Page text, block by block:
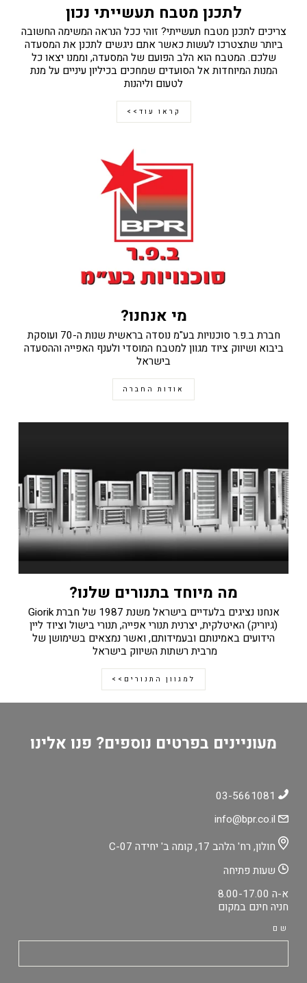
לתכנן מטבח תעשייתי נכון
צריכים לתכנן מטבח תעשייתי? זוהי ככל הנראה המשימה החשובה
ביותר שתצטרכו לעשות כאשר אתם ניגשים לתכנן את המסעדה
שלכם. המטבח הוא הלב הפועם של המסעדה, וממנו יצאו כל
המנות המיוחדות אל הסועדים שמחכים בכיליון עיניים על מנת
לטעום וליהנות
קראו עוד>>
מי אנחנו?
חברת ב.פ.ר סוכנויות בע"מ נוסדה בראשית שנות ה-70 ועוסקת
ביבוא ושיווק ציוד מגוון למטבח המוסדי ולענף האפייה וההסעדה
בישראל
אודות החברה
מה מיוחד בתנורים שלנו?
אנחנו נציגים בלעדיים בישראל משנת 1987 של חברת Giorik
(גיוריק) האיטלקית, יצרנית תנורי אפייה, תנורי בישול וציוד ליין
הידועים באמינותם ובעמידותם, ואשר נמצאים בשימושן של
מרבית רשתות השיווק בישראל
למגוון התנורים>>
מעוניינים בפרטים נוספים? פנו אלינו
חולון, רח' הלהב 17, קומה ב' יחידה C-07
שעות פתיחה
א-ה 8.00-17.00
חניה חינם במקום
שם